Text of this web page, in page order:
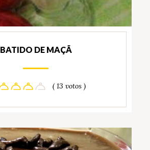
BATIDO DE MAÇÃ
( 13 votos )